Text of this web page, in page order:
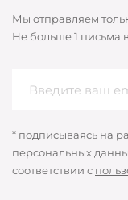
Мы отправляем
Не больше 1 письма
* подписываясь на
персональных
соответствии с